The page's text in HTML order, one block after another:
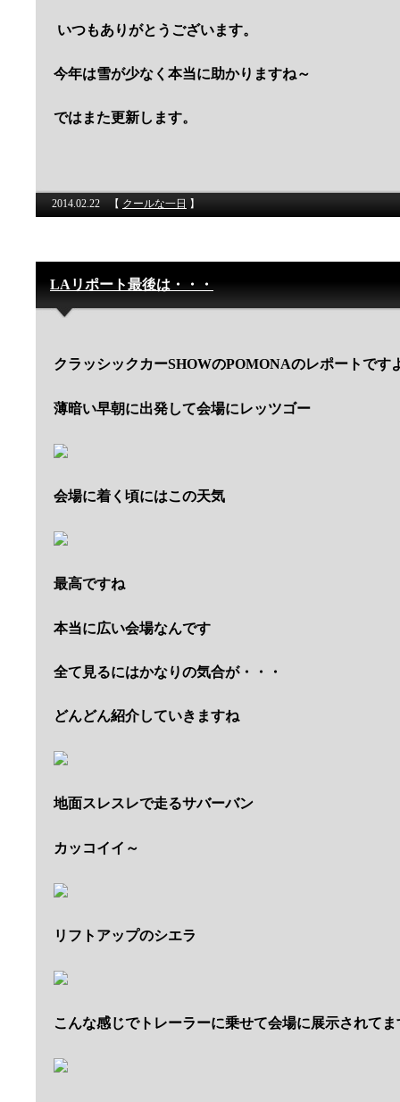
いつもありがとうございます。
今年は雪が少なく本当に助かりますね～
ではまた更新します。
2014.02.22 【 クールな一日 】
LAリポート最後は・・・
クラッシックカーSHOWのPOMONAのレポートです
薄暗い早朝に出発して会場にレッツゴー
会場に着く頃にはこの天気
最高ですね
本当に広い会場なんです
全て見るにはかなりの気合が・・・
どんどん紹介していきますね
地面スレスレで走るサバーバン
カッコイイ～
リフトアップのシエラ
こんな感じでトレーラーに乗せて会場に展示されてま